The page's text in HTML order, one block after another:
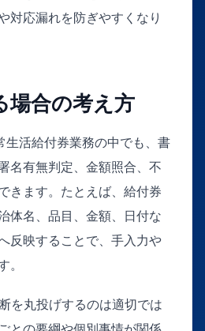
対応漏れを防ぎやすくなり
場合の考え方
活給付券業務の中でも、書
名有無判定、金額照合、不
きます。たとえば、給付券
体名、品目、金額、日付な
反映することで、手入力や
。
を丸投げするのは適切では